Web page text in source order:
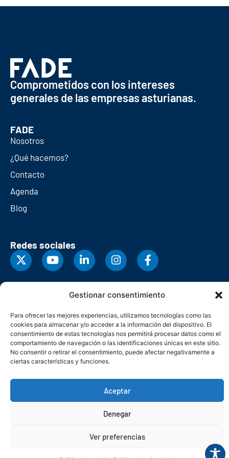
Gestionar consentimiento
Para ofrecer las mejores experiencias, utilizamos tecnologías como las
cookies para almacenar y/o acceder a la información del dispositivo. El
consentimiento de estas tecnologías nos permitirá procesar datos como el
comportamiento de navegación o las identificaciones únicas en este sitio.
No consentir o retirar el consentimiento, puede afectar negativamente a
ciertas características y funciones.
Aceptar
Denegar
Ver preferencias
Comprometidos con los intereses
generales de las empresas asturianas.
FADE
Nosotros
¿Qué hacemos?
Contacto
Agenda
Blog
Redes sociales
© Copyright 2026. Federación Asturiana de Empresarios
Política de cookies